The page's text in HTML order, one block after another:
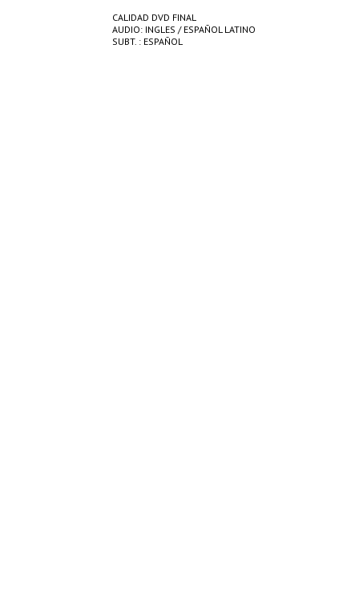
CALIDAD DVD FINAL
AUDIO: INGLES / ESPAÑOL LATINO
SUBT. : ESPAÑOL